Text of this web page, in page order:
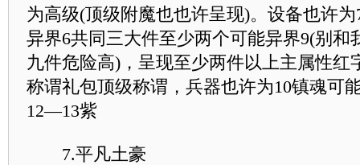
为高级(顶级附魔也也许呈现)。设备也许
异界6共同三大件至少两个可能异界9(别和
九件危险高)，呈现至少两件以上主属性红
称谓礼包顶级称谓，兵器也许为10镇魂可
12—13紫
7.平凡土豪